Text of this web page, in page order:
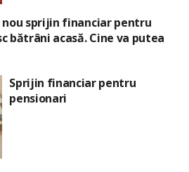
sprijin financiar pentru
bătrâni acasă. Cine va putea
Sprijin financiar pentru
pensionari